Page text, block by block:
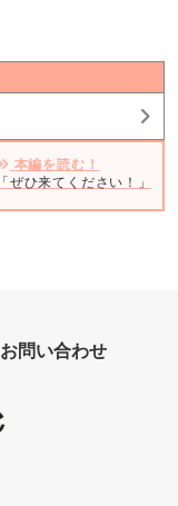
本編を読む！
「ぜひ来てください！」
お問い合わせ